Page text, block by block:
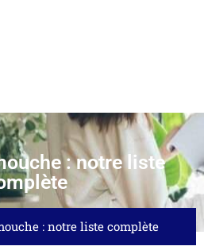
: notre liste
: notre liste complète